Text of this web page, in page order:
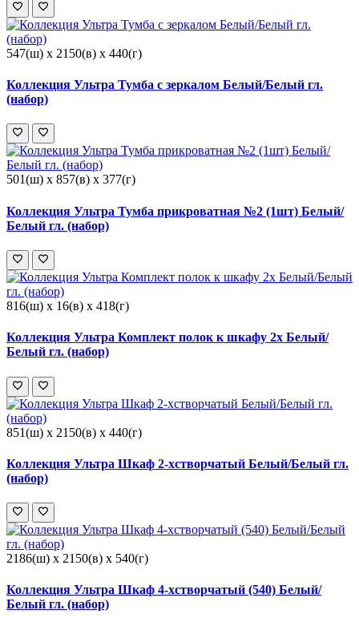
547(ш) x 2150(в) x 440(г)
Коллекция Ультра Тумба с зеркалом Белый/Белый гл.
(набор)
501(ш) x 857(в) x 377(г)
Коллекция Ультра Тумба прикроватная №2 (1шт) Белый/
Белый гл. (набор)
816(ш) x 16(в) x 418(г)
Коллекция Ультра Комплект полок к шкафу 2х Белый/
Белый гл. (набор)
851(ш) x 2150(в) x 440(г)
Коллекция Ультра Шкаф 2-хстворчатый Белый/Белый гл.
(набор)
2186(ш) x 2150(в) x 540(г)
Коллекция Ультра Шкаф 4-хстворчатый (540) Белый/
Белый гл. (набор)